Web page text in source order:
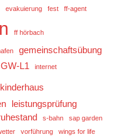
evakuierung fest ff-agent
ff hörbach
gemeinschaftsübung
GW-L1 internet
kinderhaus
leistungsprüfung
s-bahn
sap garden
vorführung wings for life